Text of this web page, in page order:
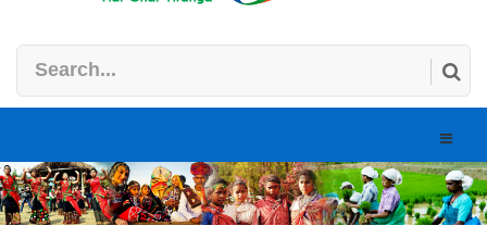
Toggle